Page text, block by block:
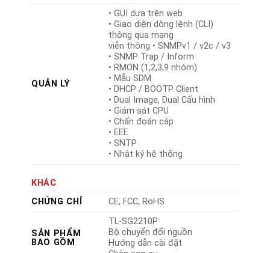
QUẢN LÝ
• GUI dựa trên web
• Giao diện dòng lệnh (CLI)
thông qua mạng
viễn thông • SNMPv1 / v2c / v3
• SNMP Trap / Inform
• RMON (1,2,3,9 nhóm)
• Mẫu SDM
• DHCP / BOOTP Client
• Dual Image, Dual Cấu hình
• Giám sát CPU
• Chẩn đoán cáp
• EEE
• SNTP
• Nhật ký hệ thống
KHÁC
CHỨNG CHỈ
CE, FCC, RoHS
SẢN PHẨM
BAO GỒM
TL-SG2210P
Bộ chuyển đổi nguồn
Hướng dẫn cài đặt